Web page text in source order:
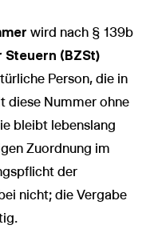
wird nach § 139b
Steuern (BZSt)
Person, die in
diese Nummer ohne
bleibt lebenslang
Zuordnung im
der
nicht; die Vergabe